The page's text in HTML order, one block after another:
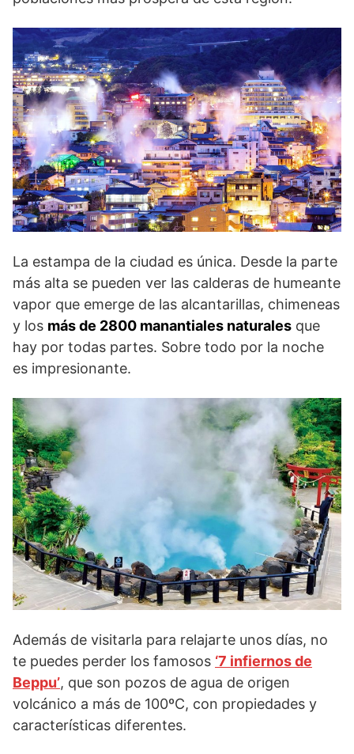
La estampa de la ciudad es única. Desde la parte
más alta se pueden ver las calderas de humeante
vapor que emerge de las alcantarillas, chimeneas
y los más de 2800 manantiales naturales que
hay por todas partes. Sobre todo por la noche
es impresionante.
Además de visitarla para relajarte unos días, no
te puedes perder los famosos ‘7 infiernos de
Beppu’, que son pozos de agua de origen
volcánico a más de 100ºC, con propiedades y
características diferentes.